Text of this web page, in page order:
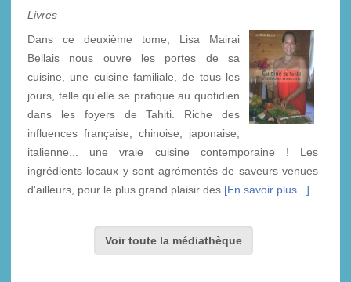
Livres
Dans ce deuxième tome, Lisa Mairai
Bellais nous ouvre les portes de sa
cuisine, une cuisine familiale, de tous les
jours, telle qu'elle se pratique au quotidien
dans les foyers de Tahiti. Riche des
influences française, chinoise, japonaise,
italienne... une vraie cuisine contemporaine ! Les
ingrédients locaux y sont agrémentés de saveurs venues
d'ailleurs, pour le plus grand plaisir des [En savoir plus...]
Voir toute la médiathèque